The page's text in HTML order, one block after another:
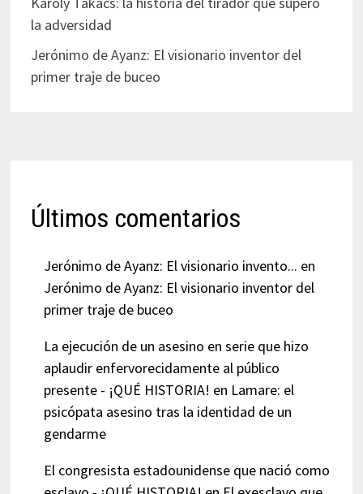
la adversidad
Jerónimo de Ayanz: El visionario inventor del
primer traje de buceo
Últimos comentarios
Jerónimo de Ayanz: El visionario invento... en
Jerónimo de Ayanz: El visionario inventor del
primer traje de buceo
La ejecución de un asesino en serie que hizo
aplaudir enfervorecidamente al público
presente - ¡QUÉ HISTORIA! en Lamare: el
psicópata asesino tras la identidad de un
gendarme
El congresista estadounidense que nació como